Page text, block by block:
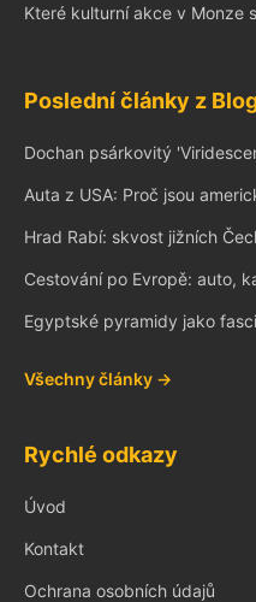
Které kulturní akce v Monze
Poslední články z
Dochan psárkovitý
Auta z USA: Proč jsou
Hrad Rabí: skvost jižních
Cestování po Evropě: auto,
Egyptské pyramidy jako
Všechny články →
Rychlé odkazy
Úvod
Kontakt
Ochrana osobních údajů